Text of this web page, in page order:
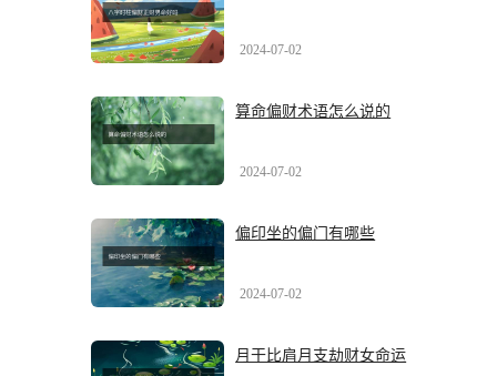
2024-07-02
算命偏财术语怎么说的
2024-07-02
偏印坐的偏门有哪些
2024-07-02
月干比肩月支劫财女命运